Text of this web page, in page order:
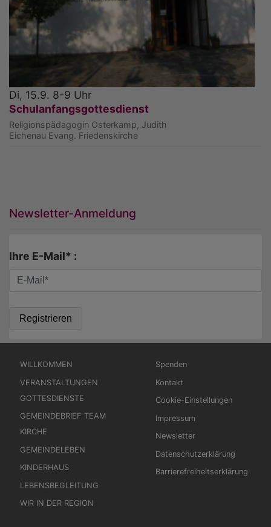
Di, 15.9. 8-9 Uhr
Schulanfangsgottesdienst
Religionspädagogin Osterkamp, Judith
Eichenau Evang. Friedenskirche
Newsletter-Anmeldung
Ihre E-Mail* :
Hauptnavigation
WILLKOMMEN
VERANSTALTUNGEN
GOTTESDIENSTE
GEMEINDEBRIEF TEAM
KIRCHE
GEMEINDELEBEN
KINDERHAUS
LEBENSBEGLEITUNG
WIR IN DER REGION
Fußbereichsmenü
Spenden
Kontakt
Cookie-Einstellungen
Impressum
Newsletter
Datenschutzerklärung
Barrierefreiheitserklärung